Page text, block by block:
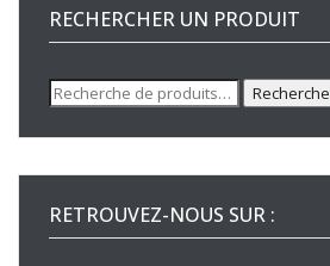
RECHERCHER UN PRODUIT
Recherche
pour :
Recherche
RETROUVEZ-NOUS SUR :